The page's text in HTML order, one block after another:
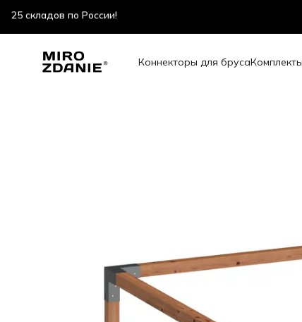
скидки до 47% весь июль!
Коннекторы для бруса